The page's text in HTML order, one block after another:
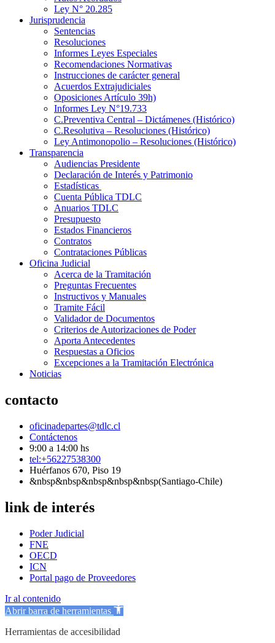
Ley N° 20.285
Jurisprudencia
Sentencias
Resoluciones
Informes Leyes Especiales
Recomendaciones Normativas
Instrucciones de carácter general
Acuerdos Extrajudiciales
Oposiciones Artículo 39h)
Informes Ley N°19.733
C.Preventiva Central – Dictámenes (Histórico)
C.Resolutiva – Resoluciones (Histórico)
Ley Antimonopolio – Resoluciones (Histórico)
Transparencia
Audiencias Presidente
Declaración de Interés y Patrimonio
Estadísticas
Cuenta Pública TDLC
Anuarios TDLC
Presupuesto
Estados Financieros
Contratos
Contrataciones Públicas
Oficina Judicial
Acerca de la Tramitación
Preguntas Frecuentes
Instructivos y Manuales
Tramite Fácil
Validador de Documentos
Criterios de Autorizaciones de Poder
Aporta Antecedentes
Respuestas a Oficios
Excepciones a la Tramitación Electrónica
Noticias
contacto
oficinadepartes@tdlc.cl
Contáctenos
9:00 a 14:00 hs
tel:+56227538300
Huérfanos 670, Piso 19
&nbsp&nbsp&nbsp&nbsp&nbsp(Santiago-Chile)
link de interés
Poder Judicial
FNE
OECD
ICN
Portal pago de Proveedores
Ir al contenido
Abrir barra de herramientas
Herramientas de accesibilidad